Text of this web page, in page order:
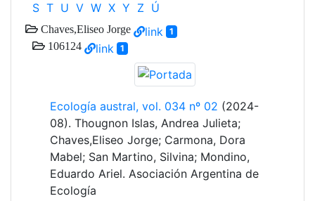
S T U V W X Y Z Ú
Chaves,Eliseo Jorge link 1
106124 link 1
Ecología austral, vol. 034 nº 02 (2024-
08). Thougnon Islas, Andrea Julieta;
Chaves,Eliseo Jorge; Carmona, Dora
Mabel; San Martino, Silvina; Mondino,
Eduardo Ariel. Asociación Argentina de
Ecología